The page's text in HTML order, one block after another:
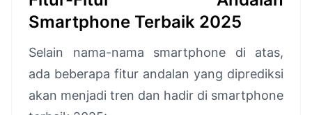
Smartphone Terbaik 2025
Selain nama-nama smartphone di atas,
ada beberapa fitur andalan yang diprediksi
akan menjadi tren dan hadir di smartphone